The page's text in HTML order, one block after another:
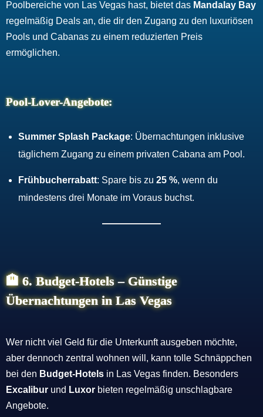
Poolbereiche von Las Vegas hast, bietet das Mandalay Bay
regelmäßig Deals an, die dir den Zugang zu den luxuriösen
Pools und Cabanas zu einem reduzierten Preis
ermöglichen.
Pool-Lover-Angebote:
Summer Splash Package: Übernachtungen inklusive
täglichem Zugang zu einem privaten Cabana am Pool.
Frühbucherrabatt: Spare bis zu 25 %, wenn du
mindestens drei Monate im Voraus buchst.
🏨6. Budget-Hotels – Günstige
Übernachtungen in Las Vegas
Wer nicht viel Geld für die Unterkunft ausgeben möchte,
aber dennoch zentral wohnen will, kann tolle Schnäppchen
bei den Budget-Hotels in Las Vegas finden. Besonders
Excalibur und Luxor bieten regelmäßig unschlagbare
Angebote.